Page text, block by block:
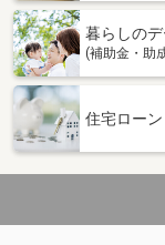
暮らしのデ
(補助金・助
住宅ローン